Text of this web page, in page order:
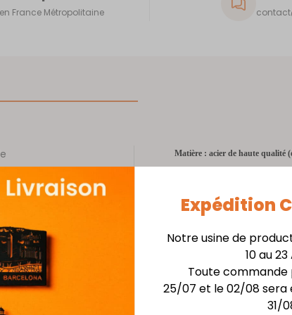
Expédition
Notre usine de
10 au
Toute commande
25/07 et le 02/08 sera
31/
France Métropolitaine
Matière : acier de haute qualité
Épaisseur : 0,8 mm